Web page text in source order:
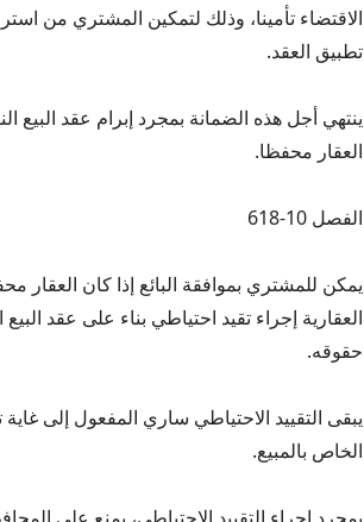
الاقتضاء تأمينا، وذلك لتمكين المشتري من
تطبيق العقد.
ينتهي أجل هذه الضمانة بمجرد إبرام عقد البيع
العقار محفظا.
الفصل 10-618
يمكن للمشتري بموافقة البائع إذا كان
العقارية إجراء تقيد احتياطي بناء على عقد
حقوقه.
يبقى التقييد الاحتياطي ساري المفعول إلى غاية
الخاص بالمبيع.